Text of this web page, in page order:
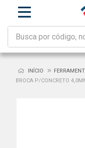
INÍCIO
BROCA P/CONCRETO